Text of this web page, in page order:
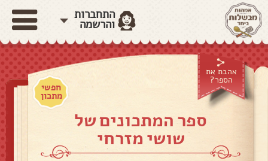
התחברות
והרשמה
אהבת את
הספר?
חפשי
מתכון
ספר המתכונים של
שושי מזרחי